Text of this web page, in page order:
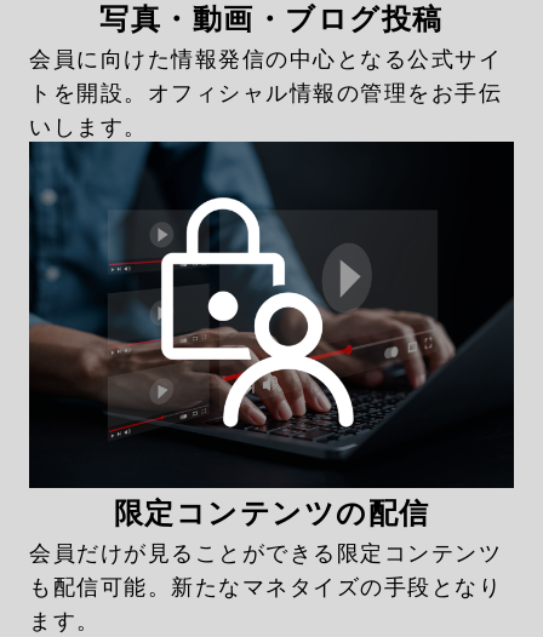
写真・動画・ブログ投稿
会員に向けた情報発信の中心となる公式サイ
トを開設。オフィシャル情報の管理をお手伝
いします。
限定コンテンツの配信
会員だけが見ることができる限定コンテンツ
も配信可能。新たなマネタイズの手段となり
ます。